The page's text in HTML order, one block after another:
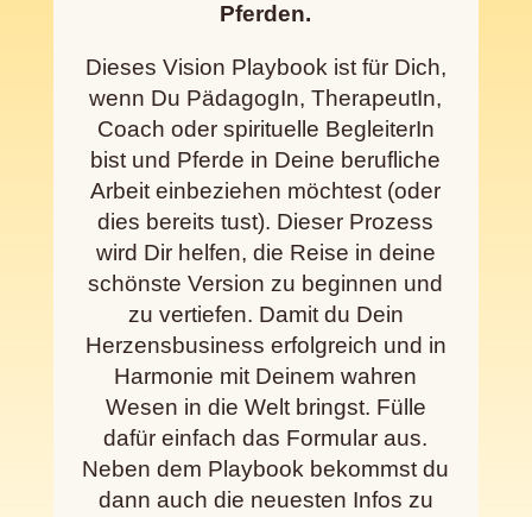
Pferden.
Dieses Vision Playbook ist für Dich,
wenn Du PädagogIn, TherapeutIn,
Coach oder spirituelle BegleiterIn
bist und Pferde in Deine berufliche
Arbeit einbeziehen möchtest (oder
dies bereits tust). Dieser Prozess
wird Dir helfen, die Reise in deine
schönste Version zu beginnen und
zu vertiefen. Damit du Dein
Herzensbusiness erfolgreich und in
Harmonie mit Deinem wahren
Wesen in die Welt bringst. Fülle
dafür einfach das Formular aus.
Neben dem Playbook bekommst du
dann auch die neuesten Infos zu